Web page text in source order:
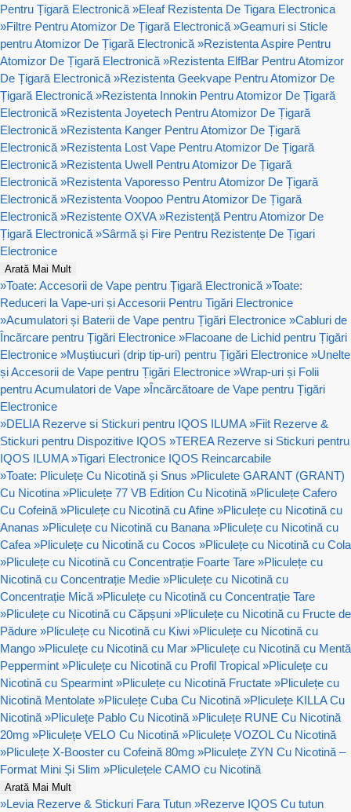
Pentru Țigară Electronică »Eleaf Rezistenta De Tigara Electronica
»Filtre Pentru Atomizor De Țigară Electronică »Geamuri si Sticle
pentru Atomizor De Țigară Electronică »Rezistenta Aspire Pentru
Atomizor De Țigară Electronică »Rezistenta ElfBar Pentru Atomizor
De Țigară Electronică »Rezistenta Geekvape Pentru Atomizor De
Țigară Electronică »Rezistenta Innokin Pentru Atomizor De Țigară
Electronică »Rezistenta Joyetech Pentru Atomizor De Țigară
Electronică »Rezistenta Kanger Pentru Atomizor De Țigară
Electronică »Rezistenta Lost Vape Pentru Atomizor De Țigară
Electronică »Rezistenta Uwell Pentru Atomizor De Țigară
Electronică »Rezistenta Vaporesso Pentru Atomizor De Țigară
Electronică »Rezistenta Voopoo Pentru Atomizor De Țigară
Electronică »Rezistente OXVA »Rezistență Pentru Atomizor De
Țigară Electronică »Sârmă și Fire Pentru Rezistențe De Țigari
Electronice
Arată Mai Mult
»Toate: Accesorii de Vape pentru Țigară Electronică »Toate:
Reduceri la Vape-uri și Accesorii Pentru Tigări Electronice
»Acumulatori și Baterii de Vape pentru Țigări Electronice »Cabluri de
Încărcare pentru Țigări Electronice »Flacoane de Lichid pentru Țigări
Electronice »Muștiucuri (drip tip-uri) pentru Țigări Electronice »Unelte
și Accesorii de Vape pentru Țigări Electronice »Wrap-uri și Folii
pentru Acumulatori de Vape »Încărcătoare de Vape pentru Țigări
Electronice
»DELIA Rezerve si Stickuri pentru IQOS ILUMA »Fiit Rezerve &
Stickuri pentru Dispozitive IQOS »TEREA Rezerve si Stickuri pentru
IQOS ILUMA »Tigari Electronice IQOS Reincarcabile
»Toate: Pliculețe Cu Nicotină și Snus »Pliculete GARANT (GRANT)
Cu Nicotina »Pliculețe 77 VB Edition Cu Nicotină »Pliculețe Cafero
Cu Cofeină »Pliculețe cu Nicotină cu Afine »Pliculețe cu Nicotină cu
Ananas »Pliculețe cu Nicotină cu Banana »Pliculețe cu Nicotină cu
Cafea »Pliculețe cu Nicotină cu Cocos »Pliculețe cu Nicotină cu Cola
»Pliculețe cu Nicotină cu Concentrație Foarte Tare »Pliculețe cu
Nicotină cu Concentrație Medie »Pliculețe cu Nicotină cu
Concentrație Mică »Pliculețe cu Nicotină cu Concentrație Tare
»Pliculețe cu Nicotină cu Căpșuni »Pliculețe cu Nicotină cu Fructe de
Pădure »Pliculețe cu Nicotină cu Kiwi »Pliculețe cu Nicotină cu
Mango »Pliculețe cu Nicotină cu Mar »Pliculețe cu Nicotină cu Mentă
Peppermint »Pliculețe cu Nicotină cu Profil Tropical »Pliculețe cu
Nicotină cu Spearmint »Pliculețe cu Nicotină Fructate »Pliculețe cu
Nicotină Mentolate »Pliculețe Cuba Cu Nicotină »Pliculețe KILLA Cu
Nicotină »Pliculețe Pablo Cu Nicotină »Pliculețe RUNE Cu Nicotină
20mg »Pliculețe VELO Cu Nicotină »Pliculețe VOZOL Cu Nicotină
»Pliculețe X-Booster cu Cofeină 80mg »Pliculețe ZYN Cu Nicotină –
Format Mini Și Slim »Pliculețele CAMO cu Nicotină
Arată Mai Mult
»Levia Rezerve & Stickuri Fara Tutun »Rezerve IQOS Cu tutun